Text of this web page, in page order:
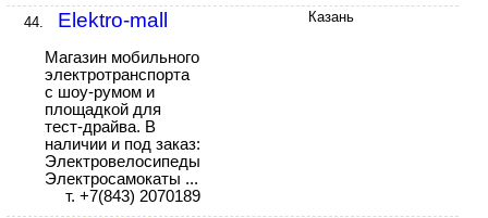
44. Elektro-mall
Магазин мобильного
электротранспорта
с шоу-румом и
площадкой для
тест-драйва. В
наличии и под заказ:
Электровелосипеды
Электросамокаты ...
т. +7(843) 2070189
Казань